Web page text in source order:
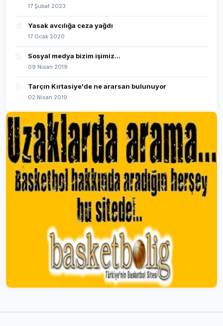
17 Şubat 2023
Yasak avcılığa ceza yağdı
17 Ocak 2020
Sosyal medya bizim işimiz...
09 Nisan 2019
Tarçın Kırtasiye'de ne ararsan bulunuyor
02 Nisan 2019